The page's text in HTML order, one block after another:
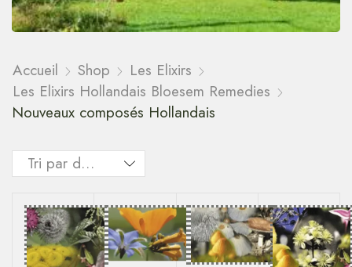
Accueil Shop
Les Elixirs
Les Elixirs Hollandais Bloesem Remedies
Nouveaux composés Hollandais